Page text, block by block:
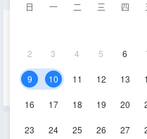
日 一 二 三 四
2 3 4 5 6
9 10 11 12 13
16 17 18 19 20
23 24 25 26 27